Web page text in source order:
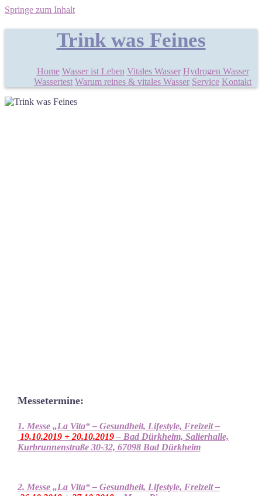
Springe zum Inhalt
Trink was Feines
Home Wasser ist Leben Vitales Wasser Hydrogen Wasser
Wassertest Warum reines & vitales Wasser Service Kontakt
Messetermine:
1. Messe „La Vita“ – Gesundheit, Lifestyle, Freizeit –
19.10.2019 + 20.10.2019– Bad Dürkheim, Salierhalle,
Kurbrunnenstraße 30-32, 67098 Bad Dürkheim
2. Messe „La Vita“ – Gesundheit, Lifestyle, Freizeit –